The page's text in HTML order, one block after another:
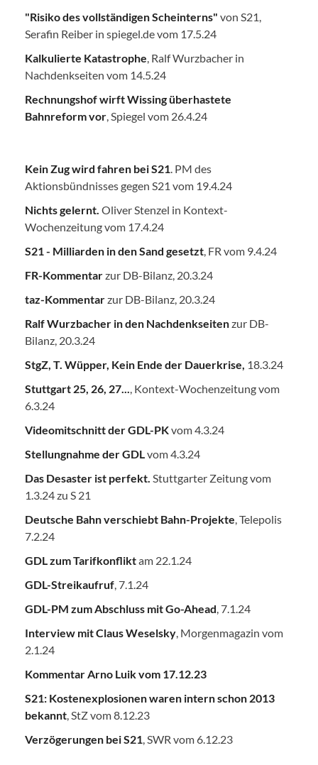
"Risiko des vollständigen Scheinterns" von S21,
Serafin Reiber in spiegel.de vom 17.5.24
Kalkulierte Katastrophe , Ralf Wurzbacher in
Nachdenkseiten vom 14.5.24
Rechnungshof wirft Wissing überhastete
Bahnreform vor , Spiegel vom 26.4.24
Kein Zug wird fahren bei S21 . PM des
Aktionsbündnisses gegen S21 vom 19.4.24
Nichts gelernt. Oliver Stenzel in Kontext-
Wochenzeitung vom 17.4.24
S21 - Milliarden in den Sand gesetzt , FR vom 9.4.24
FR-Kommentarzur DB-Bilanz, 20.3.24
taz-Kommentarzur DB-Bilanz, 20.3.24
Ralf Wurzbacher in den Nachdenkseitenzur DB-
Bilanz, 20.3.24
StgZ, T. Wüpper, Kein Ende der Dauerkrise, 18.3.24
Stuttgart 25, 26, 27...
, Kontext-Wochenzeitung vom
6.3.24
Videomitschnitt der GDL-PKvom 4.3.24
Stellungnahme der GDL vom 4.3.24
Das Desaster ist perfekt. Stuttgarter Zeitung vom
1.3.24 zu S 21
Deutsche Bahn verschiebt Bahn-Projekte , Telepolis
7.2.24
GDL zum Tarifkonfliktam 22.1.24
GDL-Streikaufruf , 7.1.24
GDL-PM zum Abschluss mit Go-Ahead , 7.1.24
Interview mit Claus Weselsky , Morgenmagazin vom
2.1.24
Kommentar Arno Luik vom 17.12.23
S21: Kostenexplosionen waren intern schon 2013
bekannt , StZ vom 8.12.23
Verzögerungen bei S21 , SWR vom 6.12.23